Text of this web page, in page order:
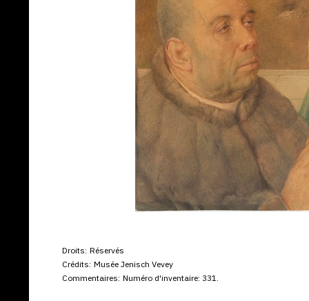
Droits: Réservés
Crédits: Musée Jenisch Vevey
Commentaires: Numéro d'inventaire: 331.